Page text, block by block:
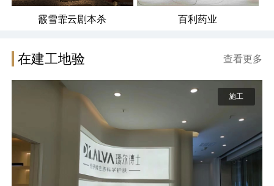
霰雪霏云剧本杀 百利药业
在建工地验 查看更多
施工